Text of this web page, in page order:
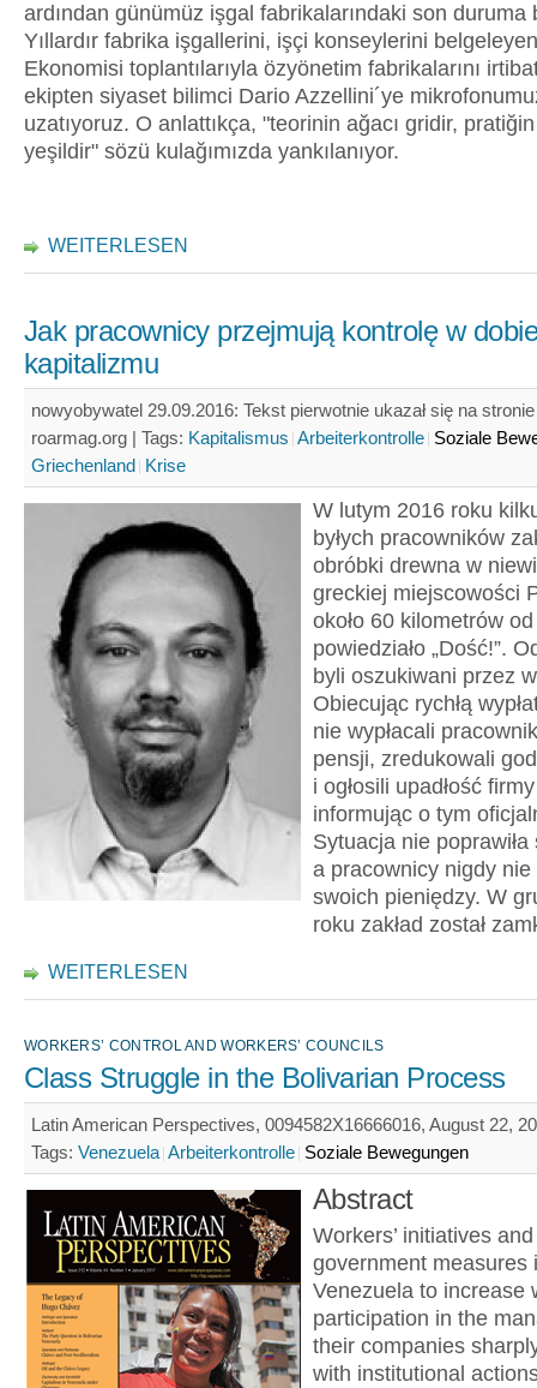
ardından günümüz işgal fabrikalarındaki son duruma
Yıllardır fabrika işgallerini, işçi konseylerini
Ekonomisi toplantılarıyla özyönetim fabrikalarını
ekipten siyaset bilimci Dario Azzellini´ye
uzatıyoruz. O anlattıkça, "teorinin ağacı gridir,
yeşildir" sözü kulağımızda yankılanıyor.
WEITERLESEN
Jak pracownicy przejmują kontrolę w
kapitalizmu
nowyobywatel 29.09.2016: Tekst pierwotnie ukazał się na
roarmag.org | Tags: Kapitalismus Arbeiterkontrolle Soziale
Griechenland Krise
W lutym 2016 roku
byłych pracowników
obróbki drewna w
greckiej miejscowości
około 60 kilometrów
powiedziało „Dość!”.
byli oszukiwani przez
Obiecując rychłą
nie wypłacali
pensji, zredukowali
i ogłosili upadłość
informując o tym
Sytuacja nie poprawiła
a pracownicy nigdy nie
swoich pieniędzy. W
roku zakład został
WEITERLESEN
WORKERS’ CONTROL AND WORKERS’ COUNCILS
Class Struggle in the Bolivarian Process
Latin American Perspectives, 0094582X16666016, August 22,
Tags: Venezuela Arbeiterkontrolle Soziale Bewegungen
Abstract
Workers’ initiatives and
government measures
Venezuela to increase
participation in the
their companies
with institutional